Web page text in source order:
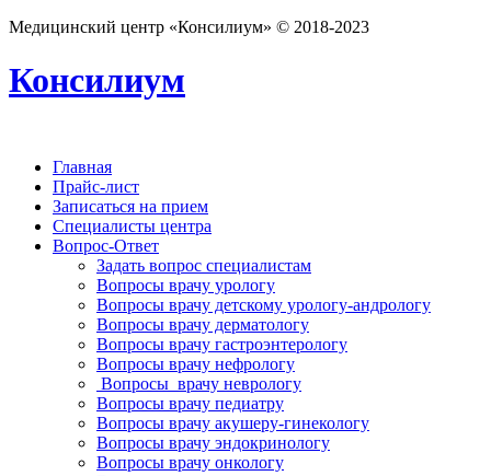
Медицинский центр «Консилиум» © 2018-2023
Консилиум
Главная
Прайс-лист
Записаться на прием
Специалисты центра
Вопрос-Ответ
Задать вопрос специалистам
Вопросы врачу урологу
Вопросы врачу детскому урологу-андрологу
Вопросы врачу дерматологу
Вопросы врачу гастроэнтерологу
Вопросы врачу нефрологу
Вопросы врачу неврологу
Вопросы врачу педиатру
Вопросы врачу акушеру-гинекологу
Вопросы врачу эндокринологу
Вопросы врачу онкологу